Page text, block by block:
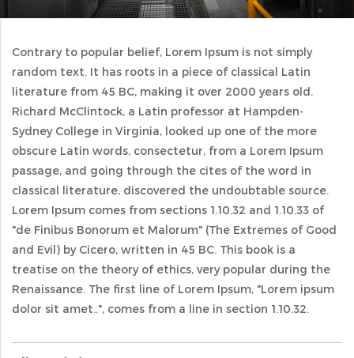
Contrary to popular belief, Lorem Ipsum is not simply
random text. It has roots in a piece of classical Latin
literature from 45 BC, making it over 2000 years old.
Richard McClintock, a Latin professor at Hampden-
Sydney College in Virginia, looked up one of the more
obscure Latin words, consectetur, from a Lorem Ipsum
passage, and going through the cites of the word in
classical literature, discovered the undoubtable source.
Lorem Ipsum comes from sections 1.10.32 and 1.10.33 of
"de Finibus Bonorum et Malorum" (The Extremes of Good
and Evil) by Cicero, written in 45 BC. This book is a
treatise on the theory of ethics, very popular during the
Renaissance. The first line of Lorem Ipsum, "Lorem ipsum
dolor sit amet..", comes from a line in section 1.10.32.